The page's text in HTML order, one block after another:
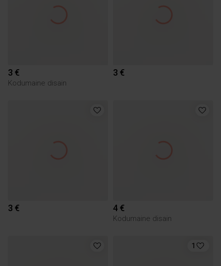
3 €
Kodumaine disain
3 €
3 € 4 €
Kodumaine disain
1